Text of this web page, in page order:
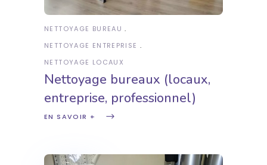
NETTOYAGE BUREAU
NETTOYAGE ENTREPRISE
NETTOYAGE LOCAUX
Nettoyage bureaux (locaux,
entreprise, professionnel)
EN SAVOIR +